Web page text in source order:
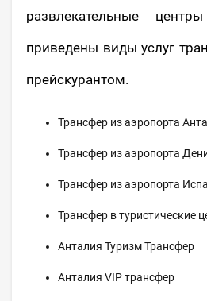
развлекательные
приведены виды услуг
прейскурантом.
Трансфер из аэропорта
Трансфер из аэропорта
Трансфер из аэропорта
Трансфер в туристические
Анталия Туризм Трансфер
Анталия VIP трансфер